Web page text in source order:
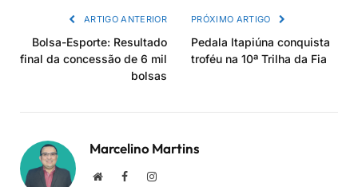
ARTIGO ANTERIOR
Bolsa-Esporte: Resultado
final da concessão de 6 mil
bolsas
PRÓXIMO ARTIGO
Pedala Itapiúna conquista
troféu na 10ª Trilha da Fia
Marcelino Martins
Site FacebookInstagram